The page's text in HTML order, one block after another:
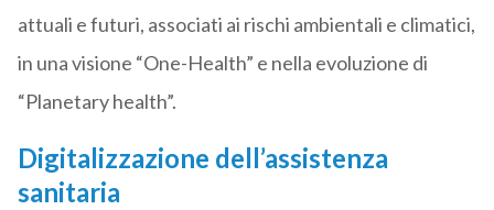
attuali e futuri, associati ai rischi ambientali e climatici,
in una visione “One-Health” e nella evoluzione di
“Planetary health”.
Digitalizzazione dell’assistenza
sanitaria